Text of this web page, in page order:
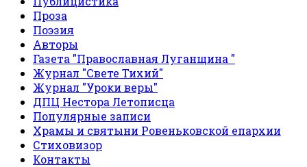
Проза
Поэзия
Авторы
Газета "Православная Луганщина "
Журнал "Свете Тихий"
Журнал "Уроки веры"
ДПЦ Нестора Летописца
Популярные записи
Храмы и святыни Ровеньковской епархии
Стиховизор
Контакты